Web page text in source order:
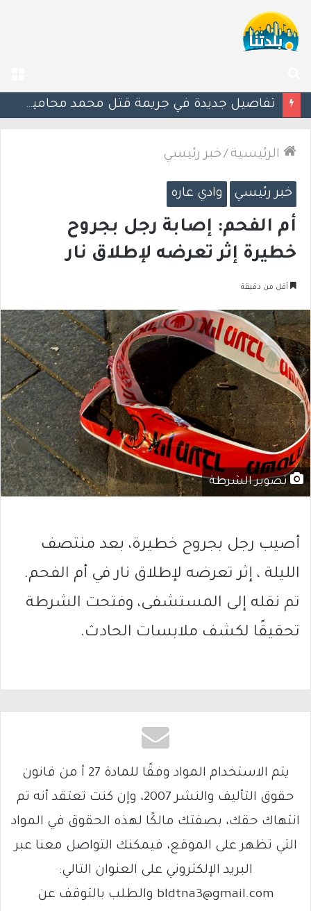
عن
“من كل صورة أموال”.. اتهامات للشرطة بعد تشديد آلية كاميرات السرعة
الرئيسية /خبر رئيسي
خبر رئيسي وادي عاره
أم الفحم: إصابة رجل بجروح
خطيرة إثر تعرضه لإطلاق نار
أقل من دقيقة
تصوير الشرطة
أصيب رجل بجروح خطيرة، بعد منتصف
الليلة ، إثر تعرضه لإطلاق نار في أم الفحم.
تم نقله إلى المستشفى، وفتحت الشرطة
تحقيقًا لكشف ملابسات الحادث.
يتم الاستخدام المواد وفقًا للمادة 27 أ من قانون
حقوق التأليف والنشر 2007، وإن كنت تعتقد أنه تم
انتهاك حقك، بصفتك مالكًا لهذه الحقوق في المواد
التي تظهر على الموقع، فيمكنك التواصل معنا عبر
البريد الإلكتروني على العنوان التالي:
bldtna3@gmail.com والطلب بالتوقف عن